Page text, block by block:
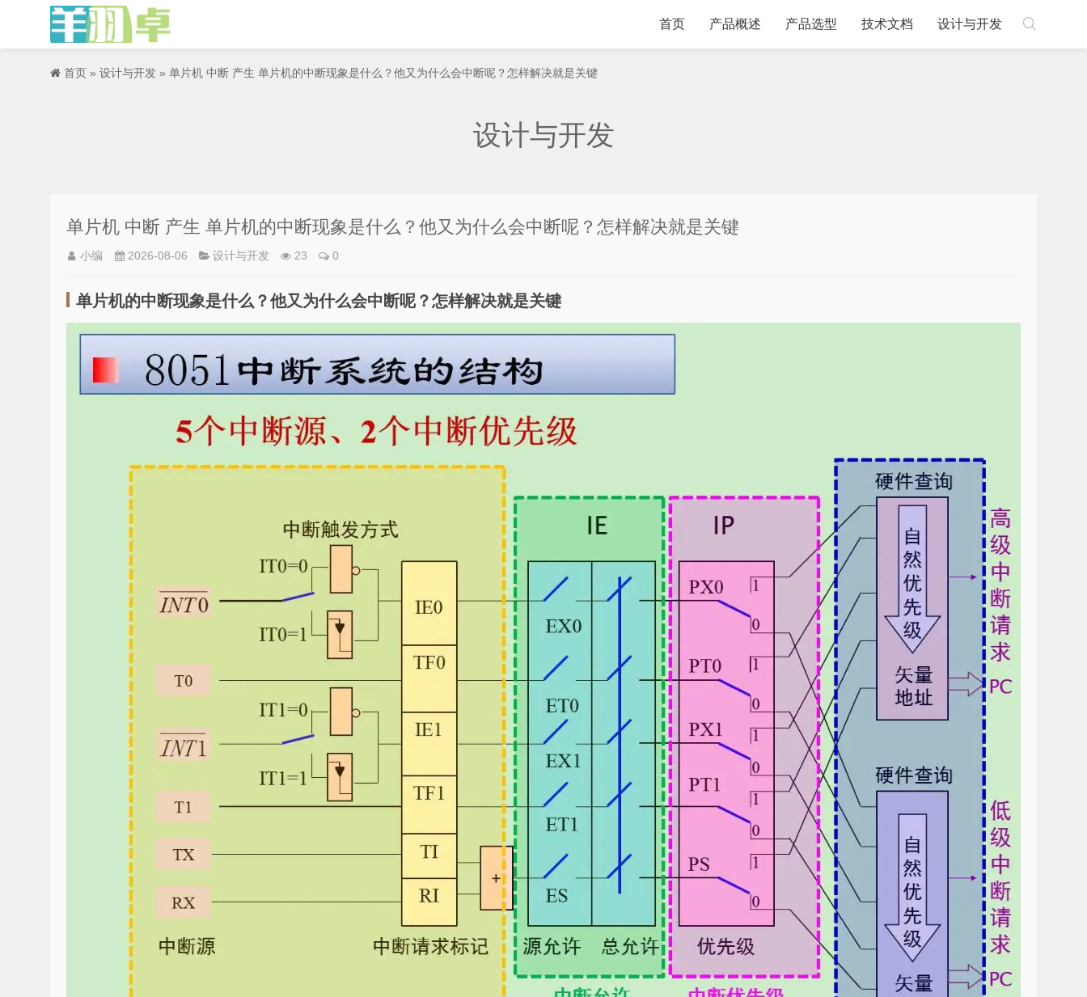

首页 产品概述 产品选型 技术文档 设计与开发
首页 » 设计与开发 » 单片机 中断 产生 单片机的中断现象是什么？他又为什么会中断呢？怎样解决就是关键
设计与开发
单片机 中断 产生 单片机的中断现象是什么？他又为什么会中断呢？怎样解决就是关键
小编 2026-08-06 设计与开发 23 0
单片机的中断现象是什么？他又为什么会中断呢？怎样解决就是关键